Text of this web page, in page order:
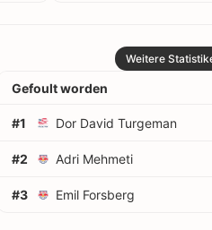
Weitere
Gefoult worden
#1 Dor David Turgeman
#2 Adri Mehmeti
#3 Emil Forsberg